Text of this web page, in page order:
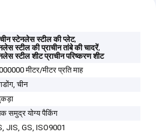
स्टेनलेस स्टील की प्लेट,
स्टील की प्राचीन तांबे की चादरें,
स्टील शीट प्राचीन परिष्करण शीट
मीटर/मीटर प्रति माह
चीन
समुद्र योग्य पैकिंग
JIS, GS, ISO9001